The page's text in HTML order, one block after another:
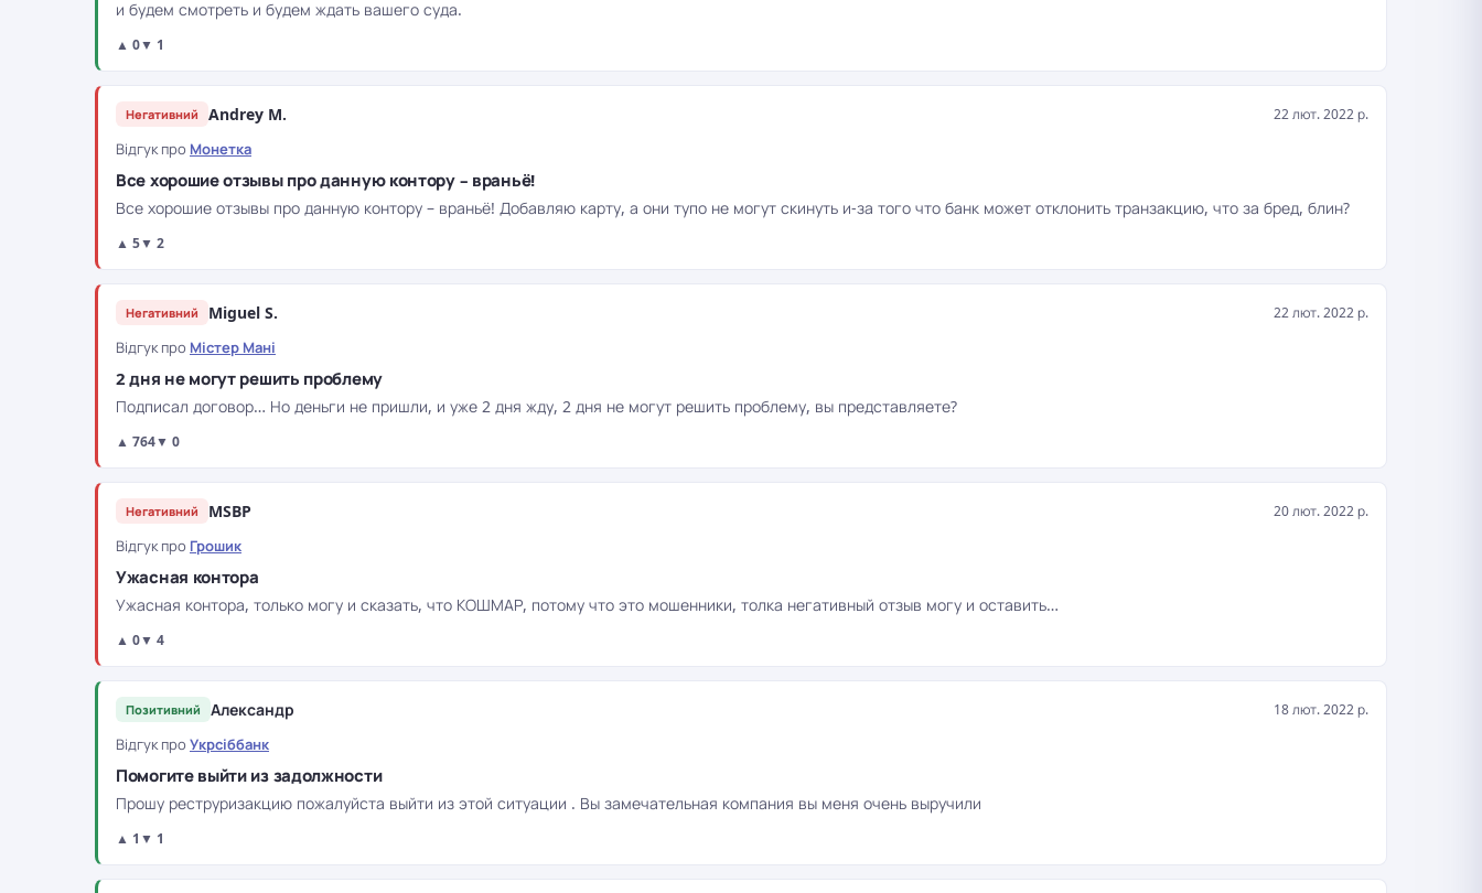
и будем смотреть и будем ждать вашего суда.
▲ 0▼ 1
Негативний Andrey M. 22 лют. 2022 р.
Відгук про Монетка
Все хорошие отзывы про данную контору – враньё!
Все хорошие отзывы про данную контору – враньё! Добавляю карту, а они тупо не могут скинуть и-за того что банк может отклонить транзакцию, что за бред, блин?
▲ 5▼ 2
Негативний Miguel S. 22 лют. 2022 р.
Відгук про Містер Мані
2 дня не могут решить проблему
Подписал договор… Но деньги не пришли, и уже 2 дня жду, 2 дня не могут решить проблему, вы представляете?
▲ 764▼ 0
Негативний MSBP 20 лют. 2022 р.
Відгук про Грошик
Ужасная контора
Ужасная контора, только могу и сказать, что КОШМАР, потому что это мошенники, толка негативный отзыв могу и оставить…
▲ 0▼ 4
Позитивний Александр 18 лют. 2022 р.
Відгук проУкрсіббанк
Помогите выйти из задолжности
Прошу реструризакцию пожалуйста выйти из этой ситуации . Вы замечательная компания вы меня очень выручили
▲ 1 ▼ 1